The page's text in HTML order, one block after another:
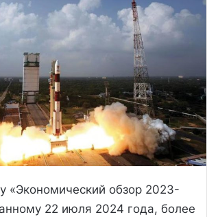
«Экономический обзор 2023-
22 июля 2024 года, более